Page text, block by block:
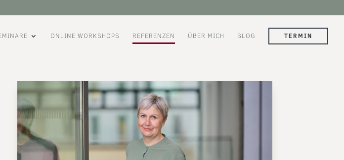
ONLINE WORKSHOPS REFERENZEN ÜBER MICH BLOG TERMIN